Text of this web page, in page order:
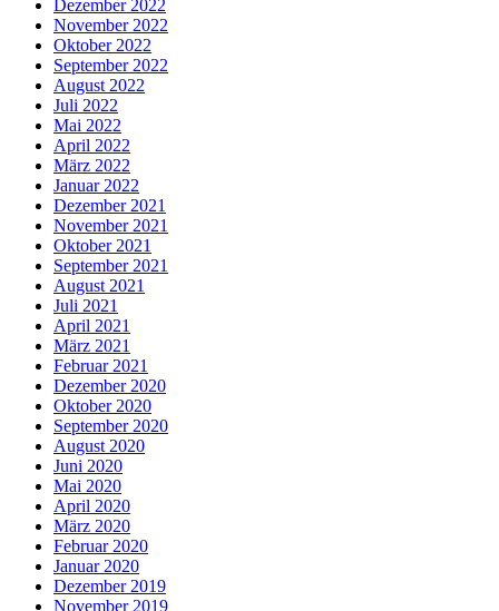
Dezember 2022
November 2022
Oktober 2022
September 2022
August 2022
Juli 2022
Mai 2022
April 2022
März 2022
Januar 2022
Dezember 2021
November 2021
Oktober 2021
September 2021
August 2021
Juli 2021
April 2021
März 2021
Februar 2021
Dezember 2020
Oktober 2020
September 2020
August 2020
Juni 2020
Mai 2020
April 2020
März 2020
Februar 2020
Januar 2020
Dezember 2019
November 2019